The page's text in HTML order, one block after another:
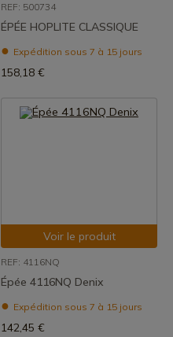
REF: 500734
ÉPÉE HOPLITE CLASSIQUE
Expédition sous 7 à 15 jours
158,18 €
Voir le produit
REF: 4116NQ
Épée 4116NQ Denix
Expédition sous 7 à 15 jours
142,45 €